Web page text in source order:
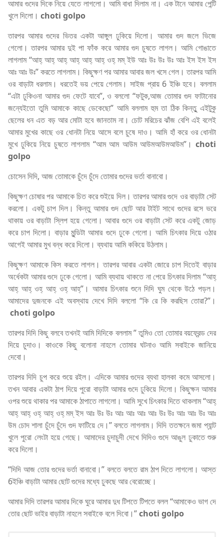
আমার গুদের দিকে নিয়ে যেতে লাগলো। আমি বাধা দিলাম না। এক টানে আমার পেন্টি
খুলে দিলো। choti golpo
তারপর আমার গুদের ভিতর একটা আঙ্গুল ঢুকিয়ে দিলো। আমার গুদ জলে ভিজে
গেলো। তারপর আমার দুই পা ফাঁক করে আমার গুদ চুষতে লাগল। আমি গোঙাতে
লাগলাম “আহ্ আহ্ আহ্ আহ্ আহ্ আহ্ ওহ্ মম্ ইউ আঃ উঃ উঃ উঃ আঃ ইস ইস ইস
আঃ আঃ উঃ” করতে লাগলাম। কিছুক্ষণ পর আমার আবার জল খসে গেল। তারপর আমি
ওর বাড়াটা ধরলাম। ধরতেই ভয় পেয়ে গেলাম। সাইজ প্রায় 6 ইঞ্চি হবে। বললাম
“এটা ঢুকিওনা আমার গুদ ফেটে যাবে”, ও বললো “ফটুক,আজ তোমার গুদ ফাটানোর
জন্যেইতো তুমি আমাকে কাছে ডেকেছো” আমি বললাম হুম তা ঠিক কিন্তুু এইটুকু
ছেলের ধন এত বড় আর মোটা হবে জানতাম না। চোট মরিচের ঝাঁজ বেশি এই বলেই
আমার মুখের কাছে ওর ধোনটা নিয়ে আসে বলে চুষে দাও। আমি হাঁ করে ওর ধোনটা
মুখে ঢুকিয়ে নিয়ে চুষতে লাগলাম “আম আম আউম আউমআউমআউম”। choti
golpo
চোসেন দিদি, আজ তোমাকে চুঁদে চুঁদে তোমার গুদের ভর্তা বানাবো।
কিছুক্ষণ চোষার পর আমাকে চিত করে শুইয়ে দিল। তারপর আমার গুদে ওর বাড়াটা সেট
করলো। একটু চাপ দিল। কিন্তু আমার গুদ ছোট আর টাইট সাথে গুদের রসে ভরে
থাকায় ওর বাড়াটা স্লিপ হয়ে গেলো। আবার গুদে ওর বাড়াটা সেট করে একটু জোড়
করে চাপ দিলো। বাড়ার মুন্ডিটা আমার গুদে ঢুকে গেলো। আমি চিৎকার দিয়ে ওঠার
আগেই আমার মুখ বন্ধ করে দিলো। ব্যথায় আমি ককিয়ে উঠলাম।
কিছুক্ষণ আমাকে কিস করতে লাগল। তারপর আবার একটা জোরে চাপ দিতেই বাড়ার
অর্ধেকটা আমার গুদে ঢুকে গেলো। আমি ব্যথায় থাকতে না পেরে চিৎকার দিলাম “আহ্
আহ্ আহ্ ওহ্ আহ্ ওহ্ আহ্”। আমার চিৎকার শুনে দিদি ঘুম থেকে উঠে পড়ল।
আমাদের দুজনকে এই অবস্থায় দেখে দিদি বললো “কি রে কি করছিস তোরা?”।
choti golpo
তারপর দিদি কিছু বলবে তখনই আমি দিদিকে বললাম ” তুমিও তো তোমার বয়ফ্রেন্ড দের
দিয়ে চুদাও। কাওকে কিছু বলোনা নাহলে তোমার ঘটনাও আমি সবাইকে জানিয়ে
দেবো।
তারপর দিদি চুপ করে শুয়ে রইল। এদিকে আমার গুদের ব্যথা হালকা কমে আসলো।
তখন আবার একটা ঠাপ দিয়ে পুরো বাড়াটা আমার গুদে ঢুকিয়ে দিলো। কিছুক্ষন আমার
ওপর শুয়ে থাকার পর আমাকে ঠাপাতে লাগলো। আমি সুখে চিৎকার দিতে থাকলাম “আহ্
আহ্ আহ্ ওহ্ আহ্ ওহ্ মম্ ইস আঃ উঃ উঃ আঃ আঃ আঃ আঃ উঃ উঃ আঃ আঃ উঃ আঃ
উম চোদ শালা চুঁদে চুঁদে গুদ ফাটিয়ে দে।” বলতে লাগলাম। দিদি ততক্ষনে জমা প্যান্ট
খুলে পুরো লেংটা হয়ে গেছে। আমাদের চুদাচুদী দেখে দিদিও গুদে আঙুল ঢুকাতে শুরু
করে দিলো।
“দিদি আজ তোর গুদের ভর্তা বানাবো।” বলতে বলতে রাম ঠাপ দিতে লাগলো। আস্ত
6ইঞ্চি বাড়াটা আমার ছোট গুদের মধ্যে ঢুকছে আর বেরোচ্ছে।
আমার দিদি তারপর আমার দিকে ঘুরে আমার দুধ টিপতে টিপতে বলল “আমাকেও ভাগ দে
তোর ছোট ভাইর বাড়াটা নাহলে সবাইকে বলে দিবো।”choti golpo